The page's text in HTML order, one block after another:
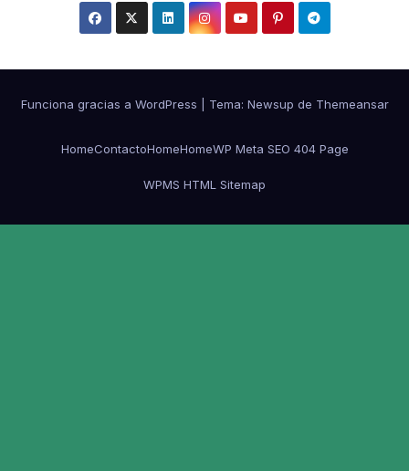
Funciona gracias a WordPress Tema: Newsup de Themeansar
HomeContactoHomeHomeWP Meta SEO 404 Page
WPMS HTML Sitemap